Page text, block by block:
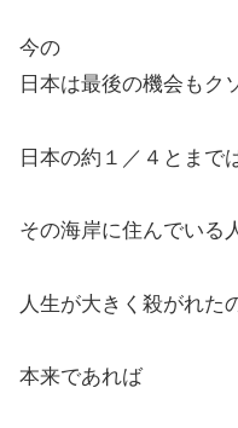
今の
日本は最後の機会もク
日本の約１／４とまで
その海岸に住んでいる
人生が大きく殺がれた
本来であれば